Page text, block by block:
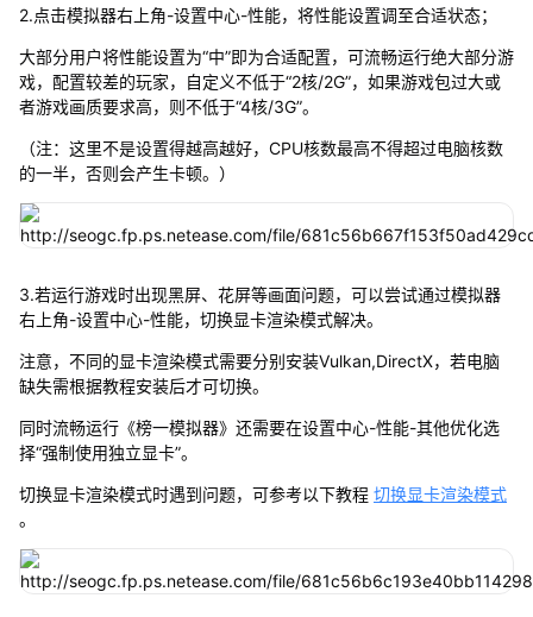
2.点击模拟器右上角-设置中心-性能，将性能设置调至合适状态；
大部分用户将性能设置为“中”即为合适配置，可流畅运行绝大部分游
戏，配置较差的玩家，自定义不低于“2核/2G”，如果游戏包过大或
者游戏画质要求高，则不低于“4核/3G”。
（注：这里不是设置得越高越好，CPU核数最高不得超过电脑核数
的一半，否则会产生卡顿。）
3.若运行游戏时出现黑屏、花屏等画面问题，可以尝试通过模拟器
右上角-设置中心-性能，切换显卡渲染模式解决。
注意，不同的显卡渲染模式需要分别安装Vulkan,DirectX，若电脑
缺失需根据教程安装后才可切换。
同时流畅运行《榜一模拟器》还需要在设置中心-性能-其他优化选
择“强制使用独立显卡”。
切换显卡渲染模式时遇到问题，可参考以下教程 切换显卡渲染模式
。